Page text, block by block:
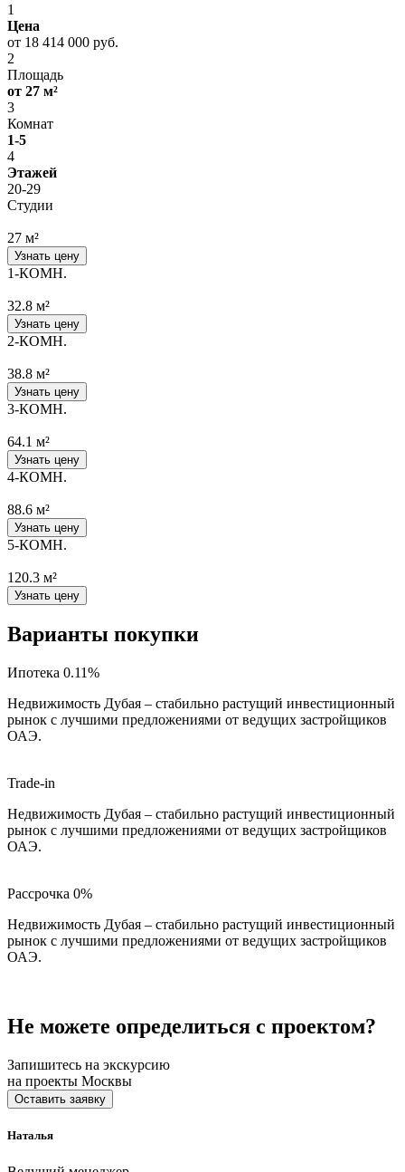
1
Цена
от 18 414 000 руб.
2
Площадь
от 27 м²
3
Комнат
1-5
4
Этажей
20-29
Студии
27 м²
Узнать цену
1-КОМН.
32.8 м²
Узнать цену
2-КОМН.
38.8 м²
Узнать цену
3-КОМН.
64.1 м²
Узнать цену
4-КОМН.
88.6 м²
Узнать цену
5-КОМН.
120.3 м²
Узнать цену
Варианты покупки
Ипотека 0.11%
Недвижимость Дубая – стабильно растущий инвестиционный
рынок с лучшими предложениями от ведущих застройщиков
ОАЭ.
Trade-in
Недвижимость Дубая – стабильно растущий инвестиционный
рынок с лучшими предложениями от ведущих застройщиков
ОАЭ.
Рассрочка 0%
Недвижимость Дубая – стабильно растущий инвестиционный
рынок с лучшими предложениями от ведущих застройщиков
ОАЭ.
Не можете определиться с проектом?
Запишитесь на экскурсию
на проекты Москвы
Оставить заявку
Наталья